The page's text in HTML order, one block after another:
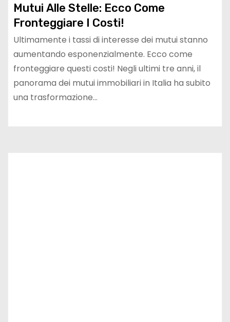
Mutui Alle Stelle: Ecco Come
Fronteggiare I Costi!
Ultimamente i tassi di interesse dei mutui stanno
aumentando esponenzialmente. Ecco come
fronteggiare questi costi! Negli ultimi tre anni, il
panorama dei mutui immobiliari in Italia ha subito
una trasformazione…